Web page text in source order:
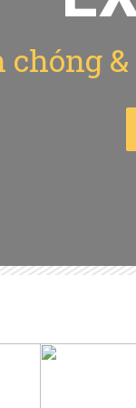
chóng